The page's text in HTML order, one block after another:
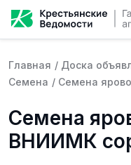
Главная / Доска
Семена / Семена
Семена
ВНИИМК